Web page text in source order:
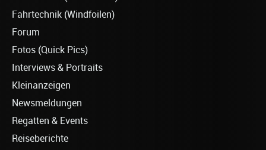
Fahrtechnik (Windfoilen)
Forum
Fotos (Quick Pics)
Interviews & Portraits
Kleinanzeigen
Newsmeldungen
Regatten & Events
Reiseberichte